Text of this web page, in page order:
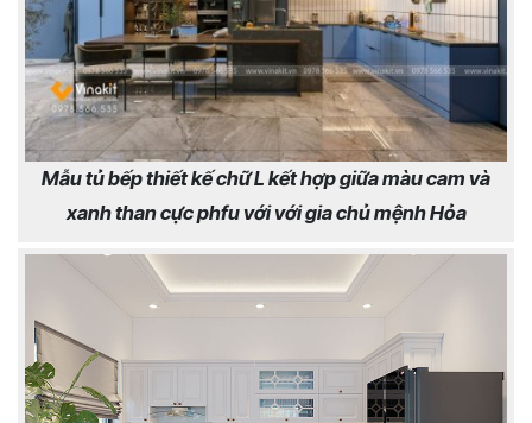
Mẫu tủ bếp thiết kế chữ L kết hợp giữa màu cam và
xanh than cực phfu với với gia chủ mệnh Hỏa